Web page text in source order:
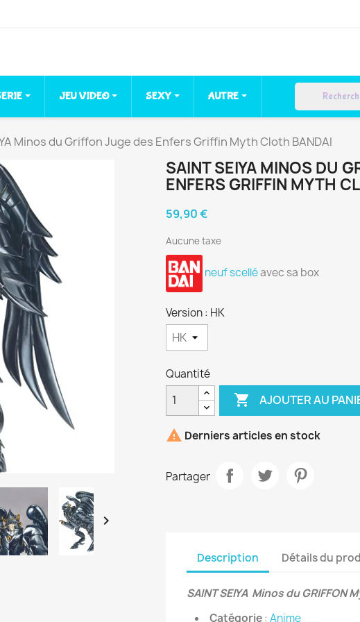
JEU VIDEO SEXY AUTRE
Minos du Griffon Juge des Enfers Griffin Myth Cloth BANDAI

SAINT SEIYA MINOS DU
ENFERS GRIFFIN MYTH
59,90 €
Aucune taxe
neuf scelléavec sa box
Version : HK
Quantité
 AJOUTER AU
 Derniers articles en stock
Partager
Description Détails du
SAINT SEIYA Minos du GRIFFON
Catégorie: Anime